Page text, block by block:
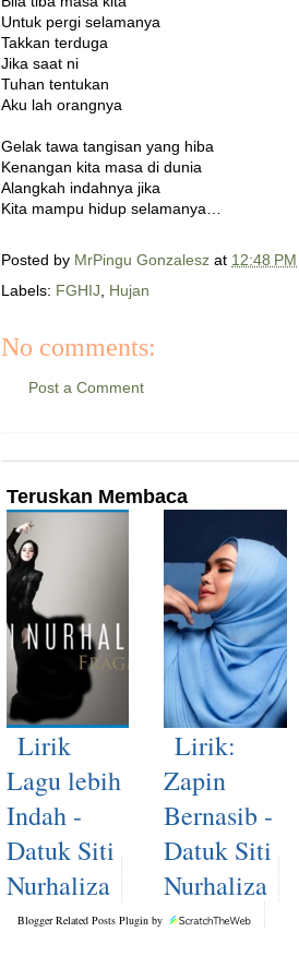
Untuk pergi selamanya
Takkan terduga
Jika saat ni
Tuhan tentukan
Aku lah orangnya
Gelak tawa tangisan yang hiba
Kenangan kita masa di dunia
Alangkah indahnya jika
Kita mampu hidup selamanya…
Posted by MrPingu Gonzalesz at 12:48 PM
Labels: FGHIJ, Hujan
No comments:
Post a Comment
Teruskan Membaca
Lirik
Lagu lebih
Indah -
Datuk Siti
Nurhaliza
Lirik:
Zapin
Bernasib -
Datuk Siti
Nurhaliza
Blogger Related Posts Plugin by